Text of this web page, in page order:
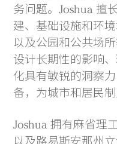
务问题。Joshua 擅
建、基础设施和环
以及公园和公共场
设计长期性的影响
化具有敏锐的洞察
备，为城市和居民
Joshua 拥有麻省理
以及路易斯安那州